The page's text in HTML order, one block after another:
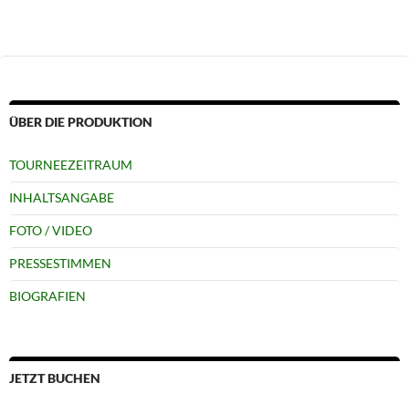
ÜBER DIE PRODUKTION
TOURNEEZEITRAUM
INHALTSANGABE
FOTO / VIDEO
PRESSESTIMMEN
BIOGRAFIEN
JETZT BUCHEN